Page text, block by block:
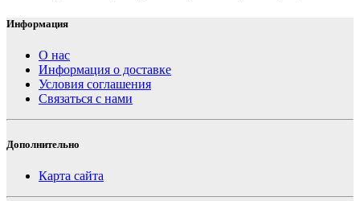
Информация
О нас
Информация о доставке
Условия соглашения
Связаться с нами
Дополнительно
Карта сайта